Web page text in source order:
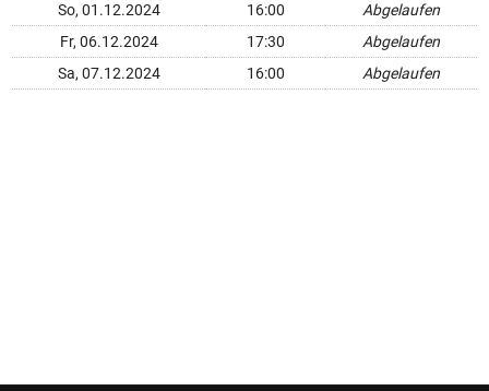
So, 01.12.2024
16:00
Abgelaufen
Fr, 06.12.2024
17:30
Abgelaufen
Sa, 07.12.2024
16:00 Abgelaufen